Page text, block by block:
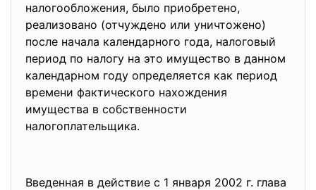
налогообложения, было приобретено,
реализовано (отчуждено или уничтожено)
после начала календарного года, налоговый
период по налогу на это имущество в данном
календарном году определяется как период
времени фактического нахождения
имущества в собственности
налогоплательщика.
Введенная в действие с 1 января 2002 г. глава